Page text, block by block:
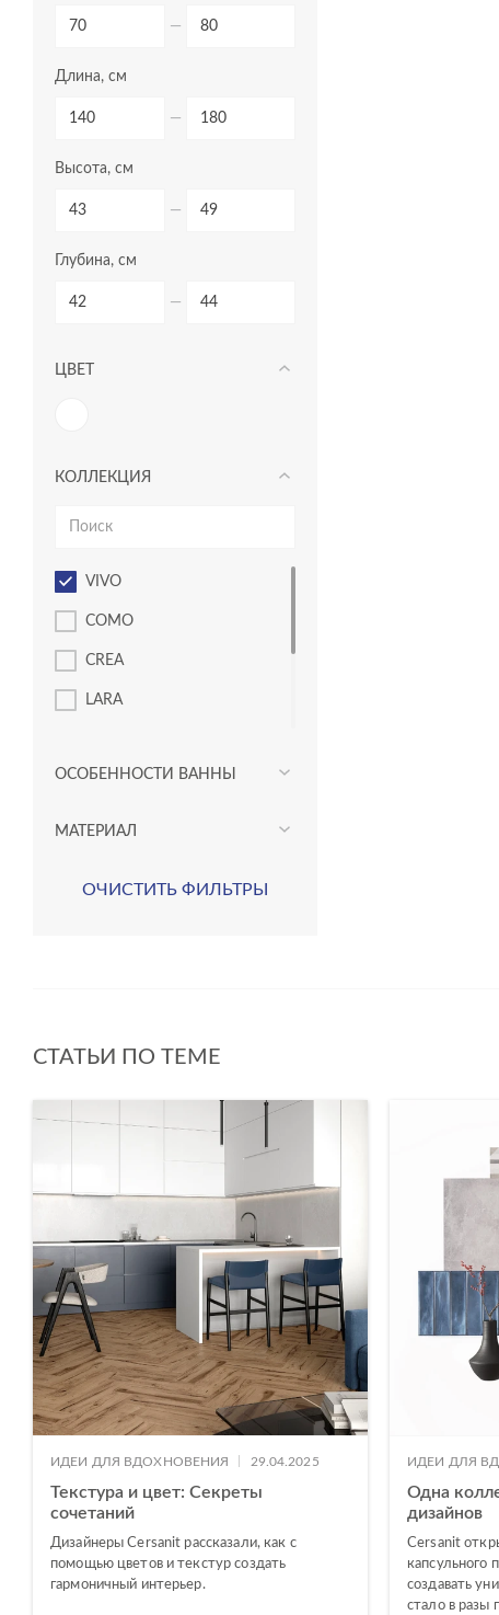
—
Длина, см
—
Высота, см
—
Глубина, см
—
ЦВЕТ
КОЛЛЕКЦИЯ
VIVO
COMO
CREA
LARA
MIKA
ОСОБЕННОСТИ ВАННЫ
МАТЕРИАЛ
ОЧИСТИТЬ ФИЛЬТРЫ
СТАТЬИ ПО ТЕМЕ
ИДЕИ ДЛЯ ВДОХНОВЕНИЯ 29.04.2025
Текстура и цвет: Секреты
сочетаний
Дизайнеры Cersanit рассказали, как с
помощью цветов и текстур создать
гармоничный интерьер.
ИДЕИ ДЛЯ
Одна
дизайнов
Cersanit
капсульного
создавать
стало в разы